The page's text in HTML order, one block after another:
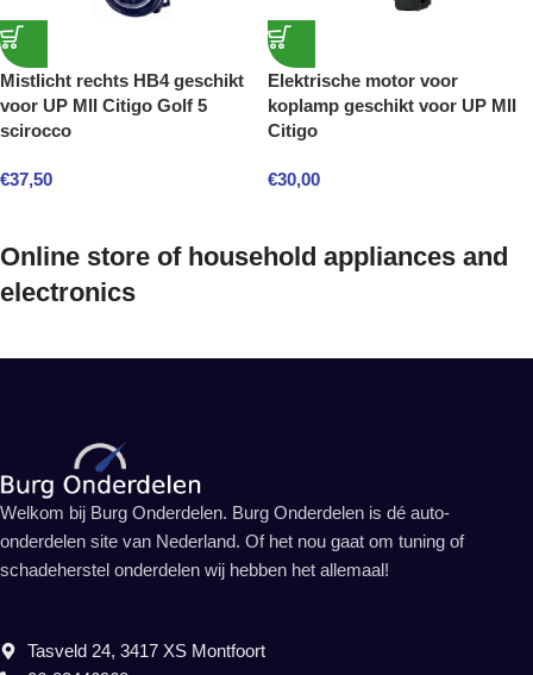
Mistlicht rechts HB4 geschikt
voor UP MII Citigo Golf 5
scirocco
€37,50
Elektrische motor voor
koplamp geschikt voor UP MII
Citigo
€30,00
Online store of household appliances and
electronics
Welkom bij Burg Onderdelen. Burg Onderdelen is dé auto-
onderdelen site van Nederland. Of het nou gaat om tuning of
schadeherstel onderdelen wij hebben het allemaal!
Tasveld 24, 3417 XS Montfoort